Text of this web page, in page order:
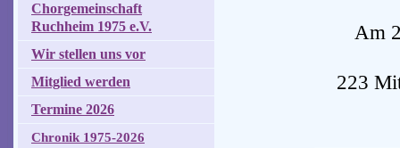
Chorgemeinschaft
Ruchheim 1975 e.V.
Wir stellen uns vor
Mitglied werden
Termine 2026
Chronik 1975-2026
Am
223